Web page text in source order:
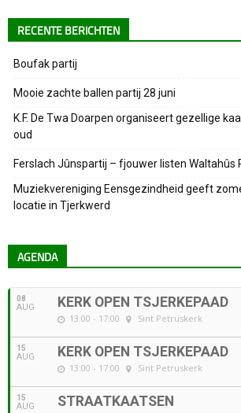
RECENTE BERICHTEN
Boufak partij
Mooie zachte ballen partij 28 juni
K.F. De Twa Doarpen organiseert gezellige
oud
Ferslach Jûnspartij – fjouwer listen Waltahûs
Muziekvereniging Eensgezindheid geeft
locatie in Tjerkwerd
AGENDA
08
AUG KERK OPEN TSJERKEPAAD
13:00 - 17:00 Sint Petruskerk
15
AUG KERK OPEN TSJERKEPAAD
13:00 - 17:00 Sint Petruskerk
15
AUG STRAATKAATSEN